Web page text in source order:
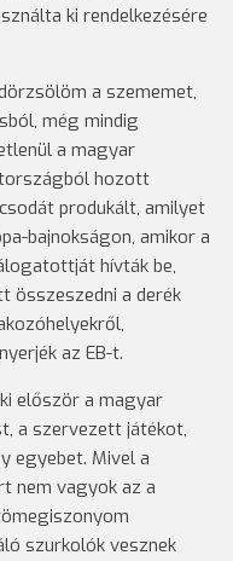
ki rendelkezésére
a szememet,
még mindig
a magyar
hozott
produkált, amilyet
bajnokságon, amikor a
hívták be,
összeszedni a derék
az EB-t.
először a magyar
a szervezett játékot,
egyebet. Mivel a
nem vagyok az a
szurkolók vesznek